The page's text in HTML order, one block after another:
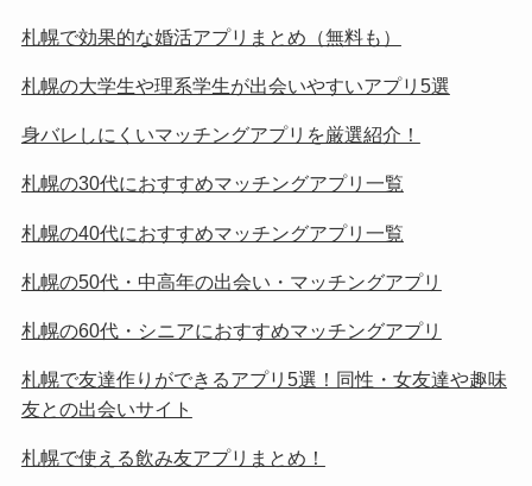
札幌で効果的な婚活アプリまとめ（無料も）
札幌の大学生や理系学生が出会いやすいアプリ5選
身バレしにくいマッチングアプリを厳選紹介！
札幌の30代におすすめマッチングアプリ一覧
札幌の40代におすすめマッチングアプリ一覧
札幌の50代・中高年の出会い・マッチングアプリ
札幌の60代・シニアにおすすめマッチングアプリ
札幌で友達作りができるアプリ5選！同性・女友達や趣味
友との出会いサイト
札幌で使える飲み友アプリまとめ！